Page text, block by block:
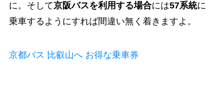
に。そして京阪バスを利用する場合には57系統に
乗車するようにすれば間違い無く着きますよ。
京都バス 比叡山へ お得な乗車券